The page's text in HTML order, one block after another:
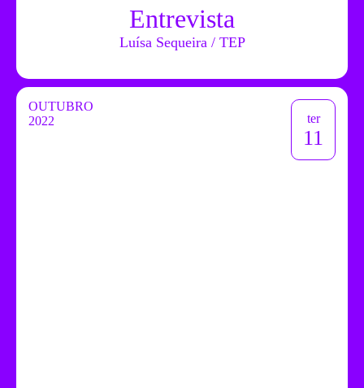
Entrevista
Luísa Sequeira / TEP
OUTUBRO
2022
ter
11